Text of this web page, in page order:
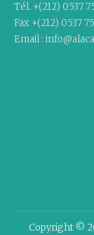
Tél. +(212) 0537
Fax +(212) 0537
Email :
Copyright ©